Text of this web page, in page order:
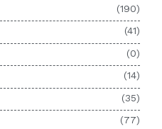
(190)
(41)
(0)
(14)
(35)
(77)